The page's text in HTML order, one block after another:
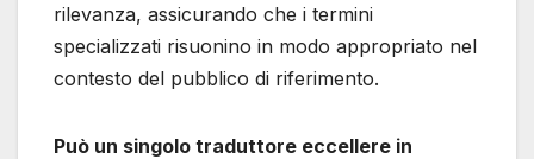
rilevanza, assicurando che i termini
specializzati risuonino in modo appropriato nel
contesto del pubblico di riferimento.
Può un singolo traduttore eccellere in